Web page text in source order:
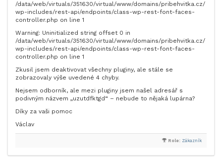
/data/web/virtuals/351630/virtual/www/domains/pribehvitka.cz/
wp-includes/rest-api/endpoints/class-wp-rest-font-faces-
controller.php on line 1
Warning: Uninitialized string offset 0 in
/data/web/virtuals/351630/virtual/www/domains/pribehvitka.cz/
wp-includes/rest-api/endpoints/class-wp-rest-font-faces-
controller.php on line 1
Zkusil jsem deaktivovat všechny pluginy, ale stále se
zobrazovaly výše uvedené 4 chyby.
Nejsem odborník, ale mezi pluginy jsem našel adresář s
podivným názvem „uzutdfktgd“ – nebude to nějaká lupárna?
Díky za vaši pomoc
Václav
Role: Zákazník